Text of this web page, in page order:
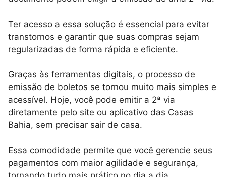
Ter acesso a essa solução é essencial para evitar
transtornos e garantir que suas compras sejam
regularizadas de forma rápida e eficiente.
Graças às ferramentas digitais, o processo de
emissão de boletos se tornou muito mais simples e
acessível. Hoje, você pode emitir a 2ª via
diretamente pelo site ou aplicativo das Casas
Bahia, sem precisar sair de casa.
Essa comodidade permite que você gerencie seus
pagamentos com maior agilidade e segurança,